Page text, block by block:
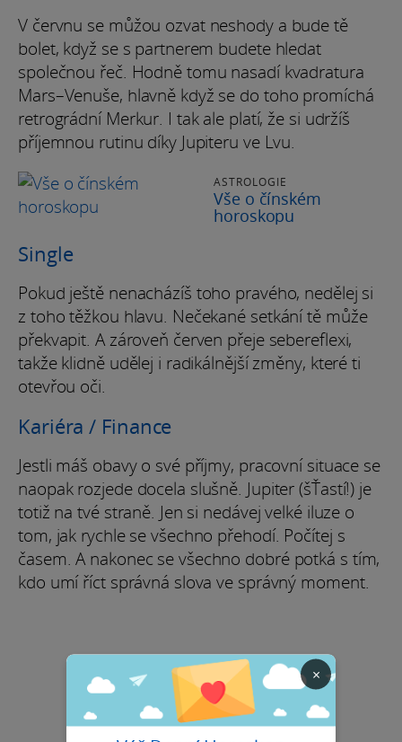
V červnu se můžou ozvat neshody a bude tě
bolet, když se s partnerem budete hledat
společnou řeč. Hodně tomu nasadí kvadratura
Mars–Venuše, hlavně když se do toho promíchá
retrográdní Merkur. I tak ale platí, že si udržíš
příjemnou rutinu díky Jupiteru ve Lvu.
ASTROLOGIE
Vše o čínském
horoskopu
Single
Pokud ještě nenacházíš toho pravého, nedělej si
z toho těžkou hlavu. Nečekané setkání tě může
překvapit. A zároveň červen přeje sebereflexi,
takže klidně udělej i radikálnější změny, které ti
otevřou oči.
Kariéra / Finance
Jestli máš obavy o své příjmy, pracovní situace se
naopak rozjede docela slušně. Jupiter (šŤastí!) je
totiž na tvé straně. Jen si nedávej velké iluze o
tom, jak rychle se všechno přehodí. Počítej s
časem. A nakonec se všechno dobré potká s tím,
kdo umí říct správná slova ve správný moment.
×